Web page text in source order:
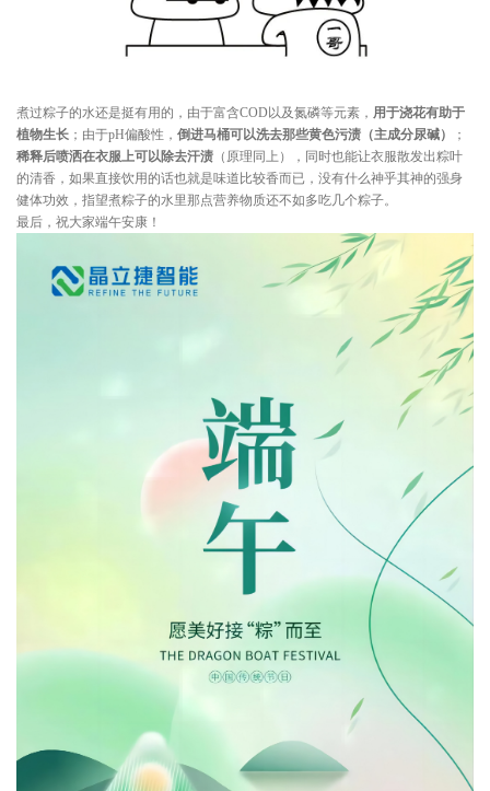
煮过粽子的水还是挺有用的，由于富含COD以及氮磷等元素， 用于浇花有助于
植物生长 ；由于pH偏酸性， 倒进马桶可以洗去那些黄色污渍（主成分尿碱）
；
稀释后喷洒在衣服上可以除去汗渍 （原理同上），同时也能让衣服散发出粽叶
的清香，如果直接饮用的话也就是味道比较香而已，没有什么神乎其神的强身
健体功效，指望煮粽子的水里那点营养物质还不如多吃几个粽子。
最后，祝大家端午安康！